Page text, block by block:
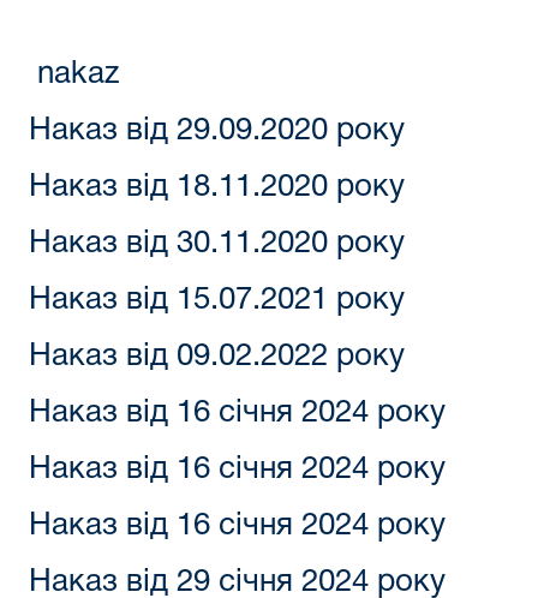
nakaz
Наказ від 29.09.2020 року
Наказ від 18.11.2020 року
Наказ від 30.11.2020 року
Наказ від 15.07.2021 року
Наказ від 09.02.2022 року
Наказ від 16 січня 2024 року
Наказ від 16 січня 2024 року
Наказ від 16 січня 2024 року
Наказ від 29 січня 2024 року